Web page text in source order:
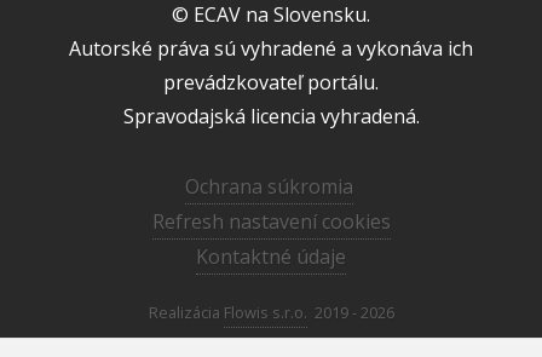
© ECAV na Slovensku.
Autorské práva sú vyhradené a vykonáva ich
prevádzkovateľ portálu.
Spravodajská licencia vyhradená.
Ochrana súkromia
Refresh nastavení cookies
Kontaktné údaje
Realizácia Flowis s.r.o. 2019 - 2026